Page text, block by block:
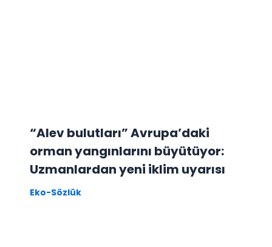
“Alev bulutları” Avrupa’daki
orman yangınlarını büyütüyor:
Uzmanlardan yeni iklim uyarısı
Eko-Sözlük